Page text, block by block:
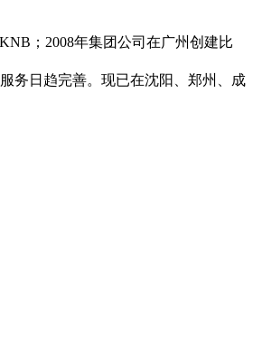
；2008年集团公司在广州创建比
务日趋完善。现已在沈阳、郑州、成